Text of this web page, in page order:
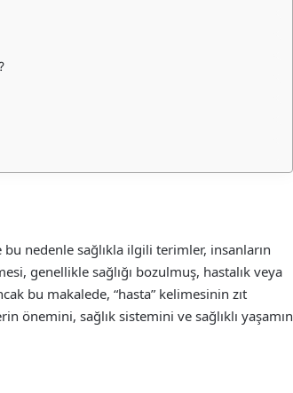
nedenle sağlıkla ilgili terimler, insanların
genellikle sağlığı bozulmuş, hastalık veya
bu makalede, “hasta” kelimesinin zıt
önemini, sağlık sistemini ve sağlıklı yaşamın